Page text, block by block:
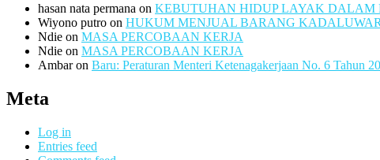
hasan nata permana on KEBUTUHAN HIDUP LAYAK DALAM
Wiyono putro on HUKUM MENJUAL BARANG
Ndie on MASA PERCOBAAN KERJA
Ndie on MASA PERCOBAAN KERJA
Ambaron Baru: Peraturan Menteri Ketenagakerjaan No. 6 Tahun
Meta
Log in
Entries feed